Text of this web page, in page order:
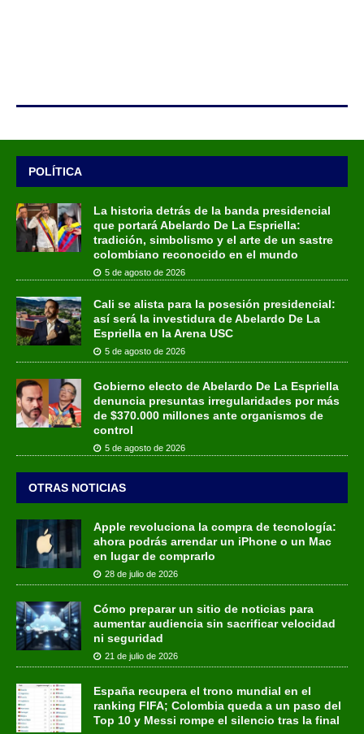
POLÍTICA
La historia detrás de la banda presidencial
que portará Abelardo De La Espriella:
tradición, simbolismo y el arte de un sastre
colombiano reconocido en el mundo
5 de agosto de 2026
Cali se alista para la posesión presidencial:
así será la investidura de Abelardo De La
Espriella en la Arena USC
5 de agosto de 2026
Gobierno electo de Abelardo De La Espriella
denuncia presuntas irregularidades por más
de $370.000 millones ante organismos de
control
5 de agosto de 2026
OTRAS NOTICIAS
Apple revoluciona la compra de tecnología:
ahora podrás arrendar un iPhone o un Mac
en lugar de comprarlo
28 de julio de 2026
Cómo preparar un sitio de noticias para
aumentar audiencia sin sacrificar velocidad
ni seguridad
21 de julio de 2026
España recupera el trono mundial en el
ranking FIFA; Colombia queda a un paso del
Top 10 y Messi rompe el silencio tras la final